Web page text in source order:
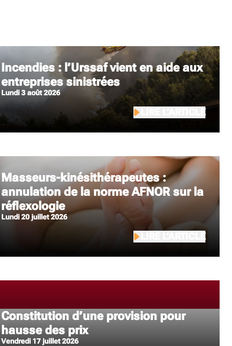
Incendies : l’Urssaf vient en aide aux
entreprises sinistrées
lundi 3 août 2026
LIRE L’ARTICLE
Masseurs-kinésithérapeutes :
annulation de la norme AFNOR sur la
réflexologie
lundi 20 juillet 2026
LIRE L’ARTICLE
Constitution d’une provision pour
hausse des prix
vendredi 17 juillet 2026